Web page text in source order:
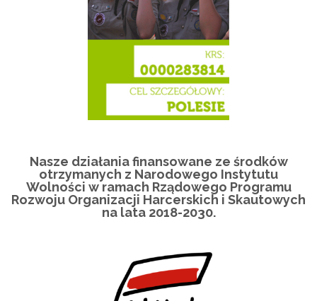
Nasze działania finansowane ze środków
otrzymanych z Narodowego Instytutu
Wolności w ramach Rządowego Programu
Rozwoju Organizacji Harcerskich i Skautowych
na lata 2018-2030.